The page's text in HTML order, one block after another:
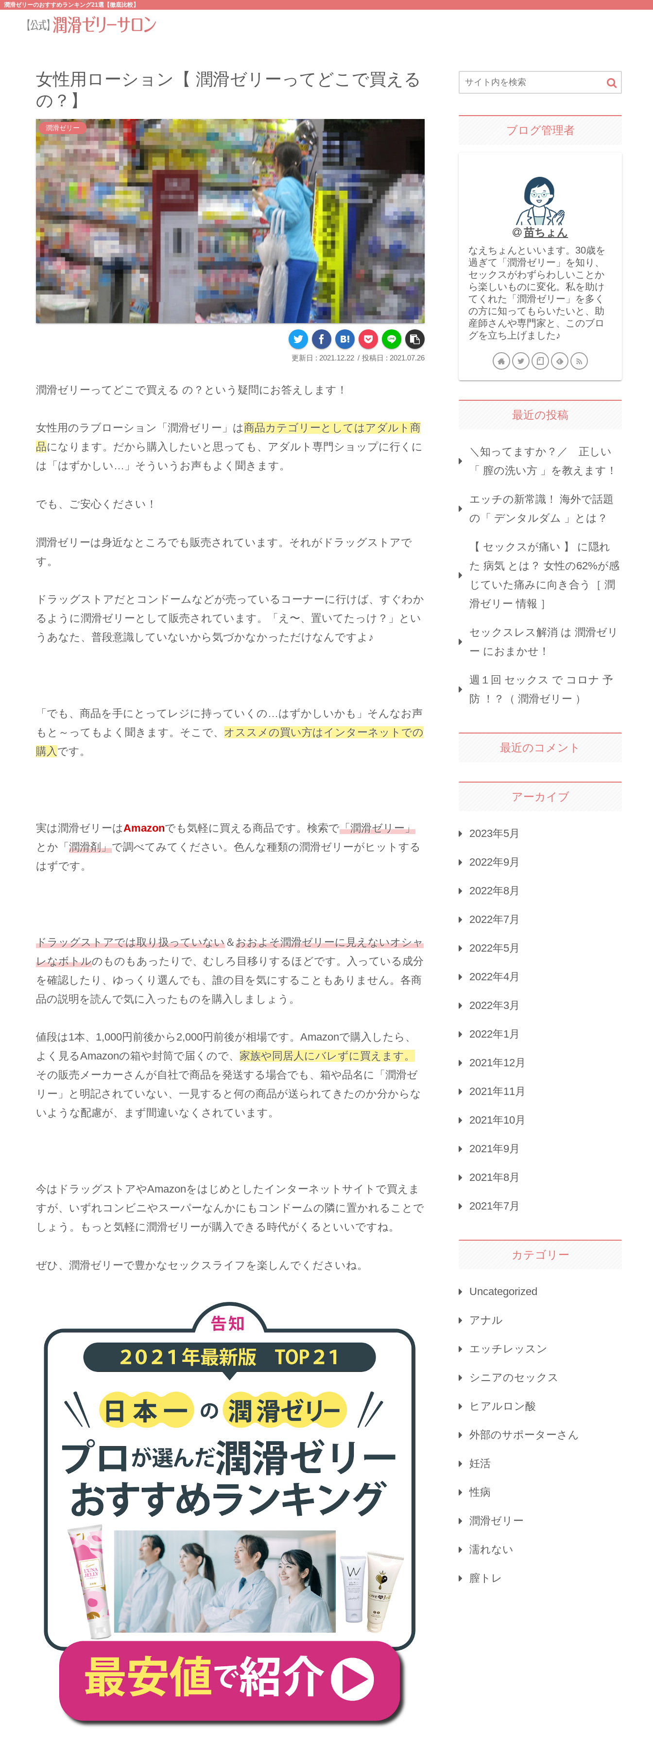
潤滑ゼリーのおすすめランキング21選【徹底比較】
女性用ローション【 潤滑ゼリーってどこで買える
の？】
潤滑ゼリー
2021.12.22 2021.07.26
潤滑ゼリーってどこで買える の？という疑問にお答えします！
女性用のラブローション「潤滑ゼリー」は商品カテゴリーとしてはアダルト商
品になります。だから購入したいと思っても、アダルト専門ショップに行くに
は「はずかしい…」そういうお声もよく聞きます。
でも、ご安心ください！
潤滑ゼリーは身近なところでも販売されています。 それがドラッグストアで
す。
ドラッグストアだとコンドームなどが売っているコーナーに行けば、すぐわか
るように潤滑ゼリーとして販売されています。「え〜、置いてたっけ？」とい
うあなた、普段意識していないから気づかなかっただけなんですよ♪
「でも、商品を手にとってレジに持っていくの…はずかしいかも」そんなお声
もと～ってもよく聞きます。そこで、 オススメの買い方はインターネットでの
購入です。
実は潤滑ゼリーはAmazonでも気軽に買える商品です。検索で「潤滑ゼリー」
とか「 潤滑剤」で調べてみてください。色んな種類の潤滑ゼリーがヒットする
はずです。
ドラッグストアでは取り扱っていない＆おおよそ潤滑ゼリーに見えないオシャ
レなボトルのものもあったりで、むしろ目移りするほどです。入っている成分
を確認したり、ゆっくり選んでも、誰の目を気にすることもありません。各商
品の説明を読んで気に入ったものを購入しましょう。
値段は1本、1,000円前後から2,000円前後が相場です。Amazonで購入したら、
よく見るAmazonの箱や封筒で届くので、 家族や同居人にバレずに買えます。
その販売メーカーさんが自社で商品を発送する場合でも、箱や品名に「潤滑ゼ
リー」と明記されていない、一見すると何の商品が送られてきたのか分からな
いような配慮が、まず間違いなくされています。
今はドラッグストアやAmazonをはじめとしたインターネットサイトで買えま
すが、いずれコンビニやスーパーなんかにもコンドームの隣に置かれることで
しょう。もっと気軽に潤滑ゼリーが購入できる時代がくるといいですね。
ぜひ、潤滑ゼリーで豊かなセックスライフを楽しんでくださいね。
ブログ管理者
苗ちょん
なえちょんといいます。30歳を
過ぎて「潤滑ゼリー」を知り、
セックスがわずらわしいことか
ら楽しいものに変化。私を助け
てくれた「潤滑ゼリー」を多く
の方に知ってもらいたいと、助
産師さんや専門家と、このブロ
グを立ち上げました♪
最近の投稿
＼知ってますか？／ 正しい
「 膣の洗い方 」を教えます！
エッチの新常識！ 海外で話題
の「 デンタルダム 」とは？
【 セックスが痛い 】 に隠れ
た 病気 とは？ 女性の62%が感
じていた痛みに向き合う［ 潤
滑ゼリー 情報 ］
セックスレス解消 は 潤滑ゼリ
ー におまかせ！
週１回 セックス で コロナ 予
防 ！？（ 潤滑ゼリー ）
最近のコメント
アーカイブ
2023年5月
2022年9月
2022年8月
2022年7月
2022年5月
2022年4月
2022年3月
2022年1月
2021年12月
2021年11月
2021年10月
2021年9月
2021年8月
2021年7月
カテゴリー
Uncategorized
アナル
エッチレッスン
シニアのセックス
ヒアルロン酸
外部のサポーターさん
妊活
性病
潤滑ゼリー
濡れない
膣トレ